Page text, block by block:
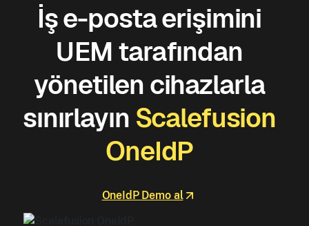
İş e-posta erişimini
UEM tarafından
yönetilen cihazlarla
sınırlayın Scalefusion
OneIdP
OneIdP Demo al